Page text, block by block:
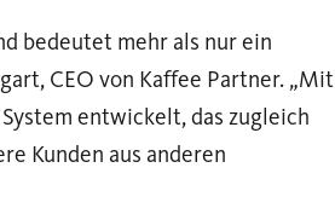
bedeutet mehr als nur ein
CEO von Kaffee Partner. „Mit
entwickelt, das zugleich
Kunden aus anderen